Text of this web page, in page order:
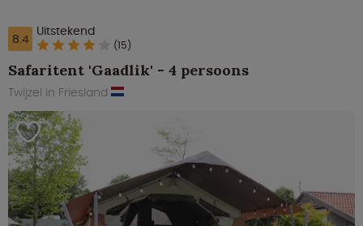
8.4 Uitstekend
(15)
Safaritent 'Gaadlik' - 4 persoons
Twijzel in Friesland